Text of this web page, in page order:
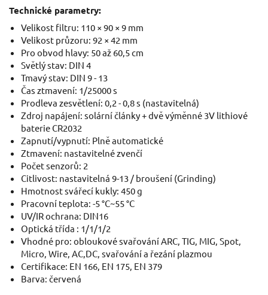
Technické parametry:
Velikost filtru: 110 × 90 × 9 mm
Velikost průzoru: 92 × 42 mm
Pro obvod hlavy: 50 až 60,5 cm
Světlý stav: DIN 4
Tmavý stav: DIN 9 - 13
Čas ztmavení: 1/25000 s
Prodleva zesvětlení: 0,2 - 0,8 s (nastavitelná)
Zdroj napájení: solární články + dvě výměnné 3V lithiové
baterie CR2032
Zapnutí/vypnutí: Plně automatické
Ztmavení: nastavitelné zvenčí
Počet senzorů: 2
Citlivost: nastavitelná 9-13 / broušení (Grinding)
Hmotnost svářecí kukly: 450 g
Pracovní teplota: -5 °C~55 °C
UV/IR ochrana: DIN16
Optická třída : 1/1/1/2
Vhodné pro: obloukové svařování ARC, TIG, MIG, Spot,
Micro, Wire, AC,DC, svařování a řezání plazmou
Certifikace: EN 166, EN 175, EN 379
Barva: červená